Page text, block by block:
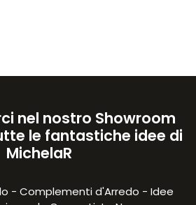
nel nostro Showroom
le fantastiche idee di
MichelaR
- Complementi d'Arredo - Idee